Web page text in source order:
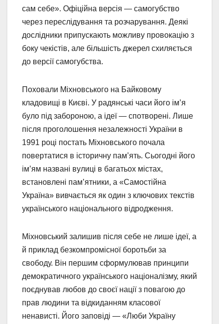
сам себе». Офіційна версія — самогубство
через переслідування та розчарування. Деякі
дослідники припускають можливу провокацію з
боку чекістів, але більшість джерел схиляється
до версії самогубства.
Поховали Міхновського на Байковому
кладовищі в Києві. У радянські часи його ім’я
було під забороною, а ідеї — спотворені. Лише
після проголошення незалежності України в
1991 році постать Міхновського почала
повертатися в історичну пам’ять. Сьогодні його
ім’ям названі вулиці в багатьох містах,
встановлені пам’ятники, а «Самостійна
Україна» вивчається як один з ключових текстів
українського національного відродження.
Міхновський залишив після себе не лише ідеї, а
й приклад безкомпромісної боротьби за
свободу. Він першим сформулював принципи
демократичного українського націоналізму, який
поєднував любов до своєї нації з повагою до
прав людини та відкиданням класової
ненависті. Його заповіді — «Люби Україну